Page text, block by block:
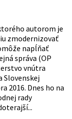
autorom je
zmodernizovať
napĺňať
správa (OP
vnútra
Slovenskej
2016. Dnes ho na
rady